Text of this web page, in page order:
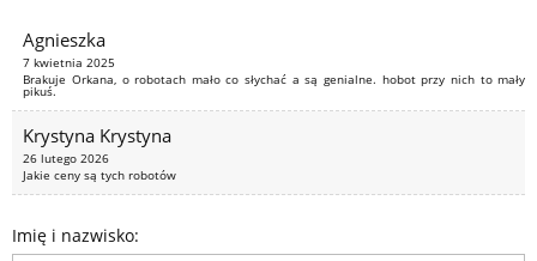
Agnieszka
7 kwietnia 2025
Brakuje Orkana, o robotach mało co słychać a są genialne. hobot przy nich to mały
pikuś.
Krystyna Krystyna
26 lutego 2026
Jakie ceny są tych robotów
Imię i nazwisko: